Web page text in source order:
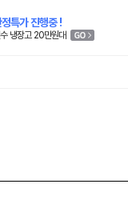
특가 진행중 !
냉장고 20만원대